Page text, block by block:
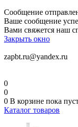
Сообщение
Ваше сообщение
Вами свяжется наш
Закрыть окно
zapbt.ru@yandex.ru
0
0
0 В корзине пока
Каталог товаров